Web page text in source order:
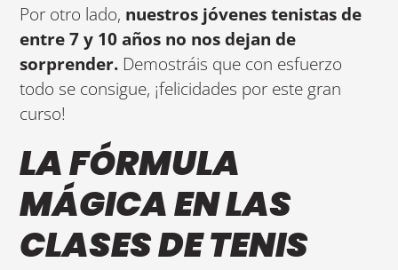
Por otro lado, nuestros jóvenes tenistas de
entre 7 y 10 años no nos dejan de
sorprender. Demostráis que con esfuerzo
todo se consigue, ¡felicidades por este gran
curso!
LA FÓRMULA
MÁGICA EN LAS
CLASES DE TENIS